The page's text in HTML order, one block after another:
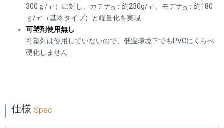
300ｇ/㎡）に対し、カテナ® ：約230g/㎡、モデナ® ：約180
ｇ/㎡（基本タイプ）と軽量化を実現
可塑剤使用無し
可塑剤は使用していないので、低温環境下でもPVCにくらべ
硬化しません
仕様 Spec